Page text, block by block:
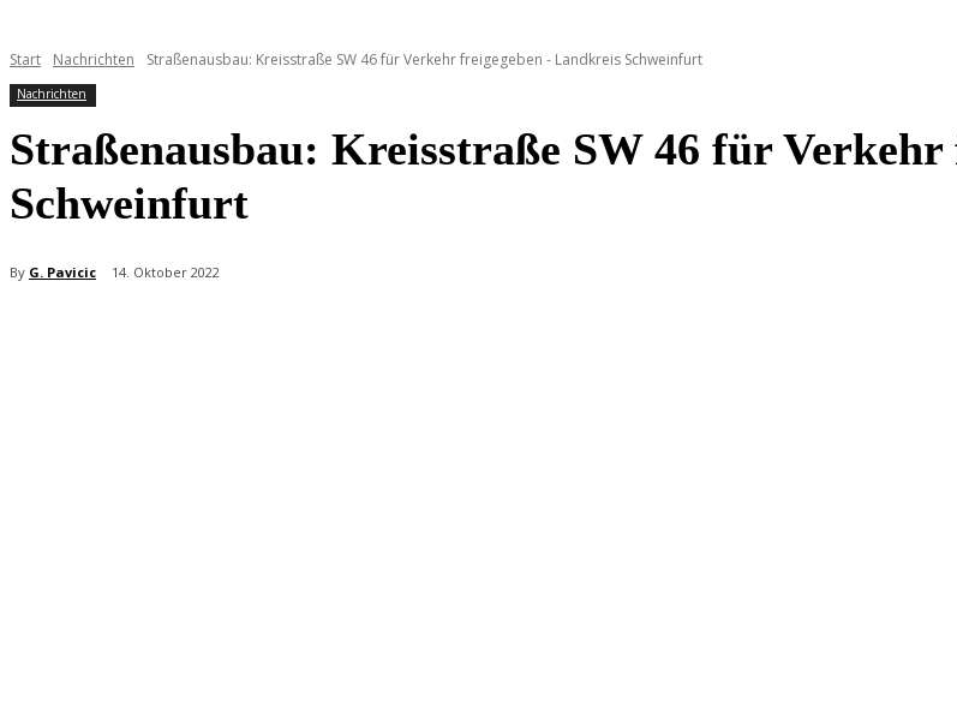
Start Nachrichten Straßenausbau: Kreisstraße SW 46 für Verkehr freigegeben - Landkreis Schweinfurt
Nachrichten
Straßenausbau: Kreisstraße SW 46 für
Schweinfurt
By G. Pavicic 14. Oktober 2022